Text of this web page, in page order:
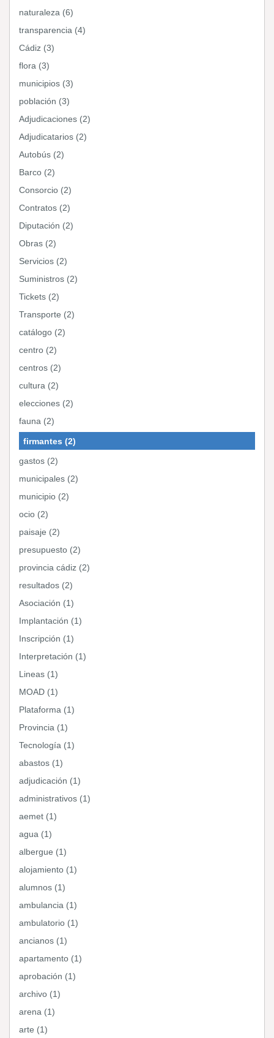
naturaleza (6)
transparencia (4)
Cádiz (3)
flora (3)
municipios (3)
población (3)
Adjudicaciones (2)
Adjudicatarios (2)
Autobús (2)
Barco (2)
Consorcio (2)
Contratos (2)
Diputación (2)
Obras (2)
Servicios (2)
Suministros (2)
Tickets (2)
Transporte (2)
catálogo (2)
centro (2)
centros (2)
cultura (2)
elecciones (2)
fauna (2)
firmantes (2)
gastos (2)
municipales (2)
municipio (2)
ocio (2)
paisaje (2)
presupuesto (2)
provincia cádiz (2)
resultados (2)
Asociación (1)
Implantación (1)
Inscripción (1)
Interpretación (1)
Lineas (1)
MOAD (1)
Plataforma (1)
Provincia (1)
Tecnología (1)
abastos (1)
adjudicación (1)
administrativos (1)
aemet (1)
agua (1)
albergue (1)
alojamiento (1)
alumnos (1)
ambulancia (1)
ambulatorio (1)
ancianos (1)
apartamento (1)
aprobación (1)
archivo (1)
arena (1)
arte (1)